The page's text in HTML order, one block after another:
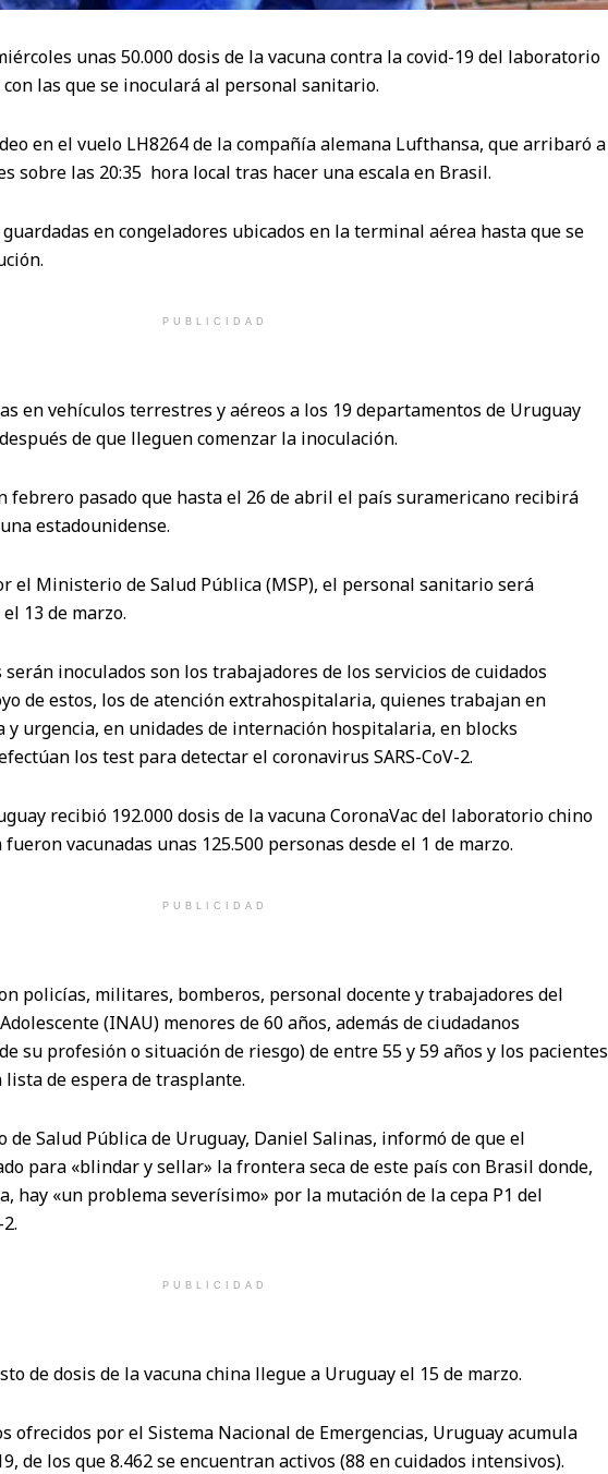
unas 50.000 dosis de la vacuna contra la covid-19 del laboratorio
las que se inoculará al personal sanitario.
en el vuelo LH8264 de la compañía alemana Lufthansa, que arribaró a
sobre las 20:35 hora local tras hacer una escala en Brasil.
en congeladores ubicados en la terminal aérea hasta que se
PUBLICIDAD
en vehículos terrestres y aéreos a los 19 departamentos de Uruguay
de que lleguen comenzar la inoculación.
febrero pasado que hasta el 26 de abril el país suramericano recibirá
estadounidense.
el Ministerio de Salud Pública (MSP), el personal sanitario será
13 de marzo.
serán inoculados son los trabajadores de los servicios de cuidados
de estos, los de atención extrahospitalaria, quienes trabajan en
y urgencia, en unidades de internación hospitalaria, en blocks
los test para detectar el coronavirus SARS-CoV-2.
recibió 192.000 dosis de la vacuna CoronaVac del laboratorio chino
fueron vacunadas unas 125.500 personas desde el 1 de marzo.
PUBLICIDAD
policías, militares, bomberos, personal docente y trabajadores del
(INAU) menores de 60 años, además de ciudadanos
su profesión o situación de riesgo) de entre 55 y 59 años y los pacientes
de espera de trasplante.
de Salud Pública de Uruguay, Daniel Salinas, informó de que el
para «blindar y sellar» la frontera seca de este país con Brasil donde,
hay «un problema severísimo» por la mutación de la cepa P1 del
PUBLICIDAD
de dosis de la vacuna china llegue a Uruguay el 15 de marzo.
ofrecidos por el Sistema Nacional de Emergencias, Uruguay acumula
de los que 8.462 se encuentran activos (88 en cuidados intensivos).